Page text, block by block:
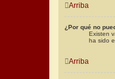
Arriba
¿Por qué no
Existen
ha sido
Arriba